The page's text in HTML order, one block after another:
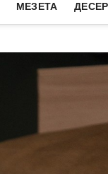
МЕЗЕТА